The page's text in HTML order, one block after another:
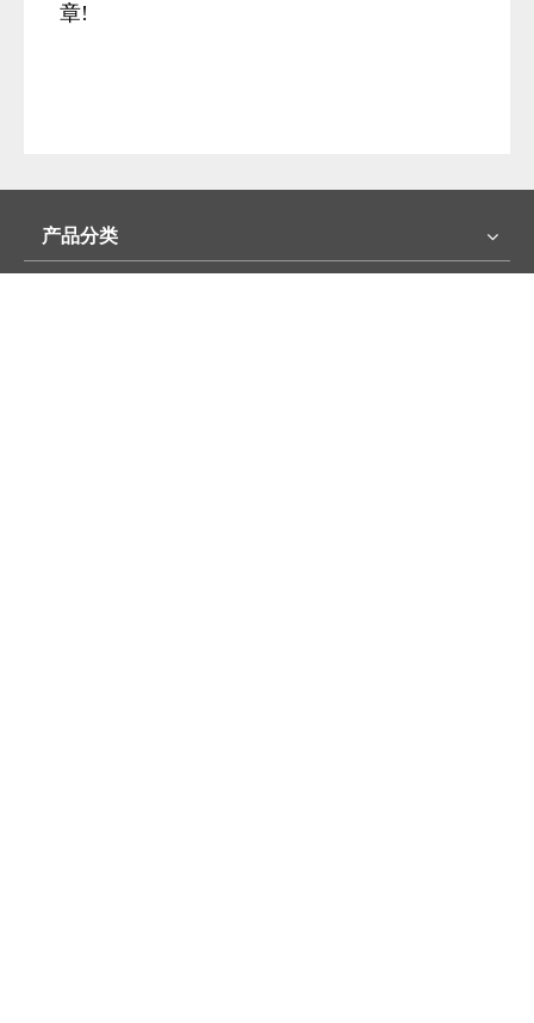
章!
产品分类